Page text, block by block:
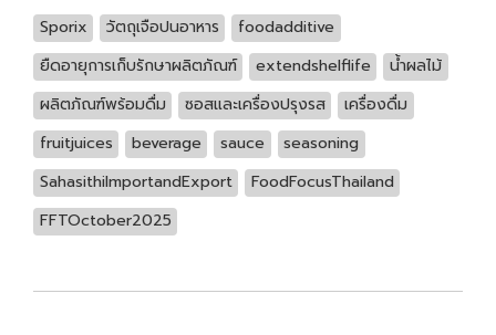
Sporix วัตถุเจือปนอาหาร
foodadditive
ยืดอายุการเก็บรักษาผลิตภัณฑ์
extendshelflife
น้ำผลไม้
ผลิตภัณฑ์พร้อมดื่ม
ซอสและเครื่องปรุงรส
เครื่องดื่ม
fruitjuices
beverage sauce
seasoning
SahasithiImportandExport
FoodFocusThailand
FFTOctober2025